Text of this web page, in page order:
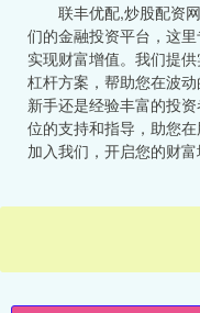
联丰优配,炒股配资
们的金融投资平台，这
实现财富增值。我们提
杠杆方案，帮助您在波
新手还是经验丰富的投
位的支持和指导，助您
加入我们，开启您的财富